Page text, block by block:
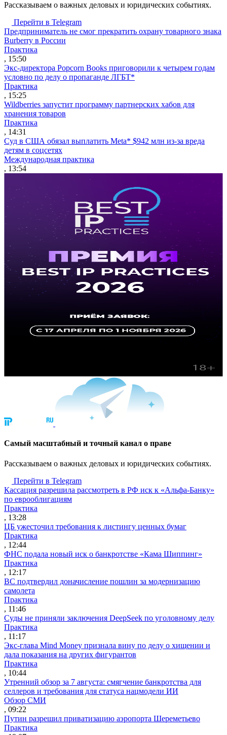
Рассказываем о важных деловых и юридических событиях.
Перейти в Telegram
Предприниматель не смог прекратить охрану товарного знака
Burberry в России
Практика
, 15:50
Экс-директора Popcorn Books приговорили к четырем годам
условно по делу о пропаганде ЛГБТ*
Практика
, 15:25
Wildberries запустит программу партнерских хабов для
хранения товаров
Практика
, 14:31
Суд в США обязал выплатить Meta* $942 млн из-за вреда
детям в соцсетях
Международная практика
, 13:54
Cамый масштабный и точный канал о праве
Рассказываем о важных деловых и юридических событиях.
Перейти в Telegram
Кассация разрешила рассмотреть в РФ иск к «Альфа-Банку»
по еврооблигациям
Практика
, 13:28
ЦБ ужесточил требования к листингу ценных бумаг
Практика
, 12:44
ФНС подала новый иск о банкротстве «Кама Шиппинг»
Практика
, 12:17
ВС подтвердил доначисление пошлин за модернизацию
самолета
Практика
, 11:46
Суды не приняли заключения DeepSeek по уголовному делу
Практика
, 11:17
Экс-глава Mind Money признала вину по делу о хищении и
дала показания на других фигурантов
Практика
, 10:44
Утренний обзор за 7 августа: смягчение банкротства для
селлеров и требования для статуса нацмодели ИИ
Обзор СМИ
, 09:22
Путин разрешил приватизацию аэропорта Шереметьево
Практика